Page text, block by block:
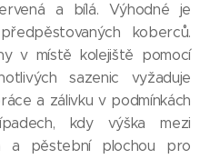
a bílá. Výhodné je
koberců.
v místě kolejiště pomocí
sazenic vyžaduje
a zálivku v podmínkách
kdy výška mezi
a pěstební plochou pro